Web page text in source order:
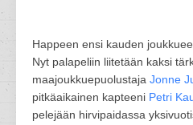
Happeen ensi kauden
Nyt palapeliin liitetään kaksi
maajoukkuepuolustaja Jonne
pitkäaikainen kapteeni Petri
pelejään hirvipaidassa